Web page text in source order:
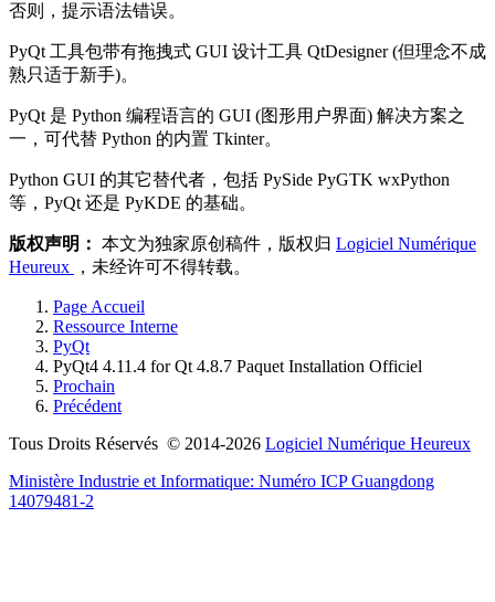
否则，提示语法错误。
PyQt 工具包带有拖拽式 GUI 设计工具 QtDesigner (但理念不成
熟只适于新手)。
PyQt 是 Python 编程语言的 GUI (图形用户界面) 解决方案之
一，可代替 Python 的内置 Tkinter。
Python GUI 的其它替代者，包括 PySide PyGTK wxPython
等，PyQt 还是 PyKDE 的基础。
版权声明： 本文为独家原创稿件，版权归 Logiciel Numérique
Heureux
，未经许可不得转载。
Page Accueil
Ressource Interne
PyQt
PyQt4 4.11.4 for Qt 4.8.7 Paquet Installation Officiel
Prochain
Précédent
Tous Droits Réservés © 2014-2026 Logiciel Numérique Heureux
Ministère Industrie et Informatique: Numéro ICP Guangdong
14079481-2